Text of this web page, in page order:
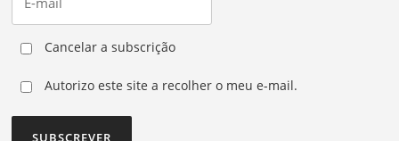
Cancelar a subscrição
Autorizo este site a recolher o meu e-mail.